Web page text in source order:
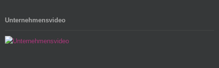
Unternehmensvideo